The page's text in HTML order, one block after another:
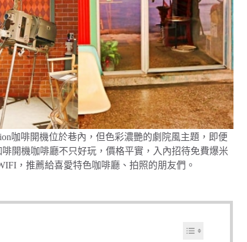
咖啡開機位於巷內，但色彩濃艷的劇院風主題，即便
開機咖啡廳不只好玩，價格平實，入內招待免費爆米
，推薦給喜愛特色咖啡廳、拍照的朋友們。